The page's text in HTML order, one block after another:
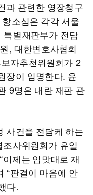
과 관련한 영장청구
소심은 각각 서울
특별재판부가 전담
, 대한변호사협회
자추천위원회가 2
장이 임명한다. 윤
9명은 내란 재판 관
사건을 전담케 하는
사위원회가 유일
제는 입맛대로 재
“판결이 마음에 안
다.